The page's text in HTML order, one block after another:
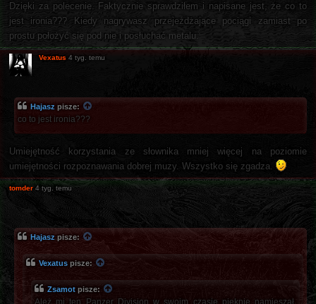
Dzięki za polecenie. Faktycznie sprawdziłem i napisane jest, że co to
jest ironia??? Kiedy nagrywasz przejeżdżające pociągi zamiast po
prostu położyć się pod nie i posłuchać metalu.
Vexatus 4 tyg. temu
Hajasz pisze:
co to jest ironia???
Umiejętność korzystania ze słownika mniej więcej na poziomie
umiejętności rozpoznawania dobrej muzy. Wszystko się zgadza.
tomder 4 tyg. temu
Hajaszpisze:
Vexatus pisze:
Zsamot pisze:
Ależ mi ten Panzer Division w swoim czasie pięknie namieszał.